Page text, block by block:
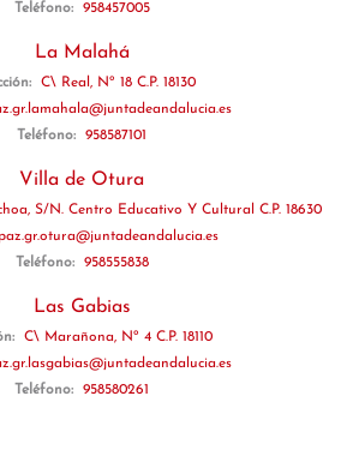
Teléfono:
958457005
La Malahá
C\ Real, Nº 18 C.P. 18130
Teléfono:
958587101
Villa de Otura
S/N. Centro Educativo Y Cultural C.P. 18630
Teléfono:
958555838
Las Gabias
C\ Marañona, Nº 4 C.P. 18110
Teléfono:
958580261